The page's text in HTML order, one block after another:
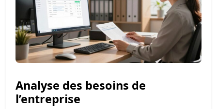
Analyse des besoins de
l’entreprise